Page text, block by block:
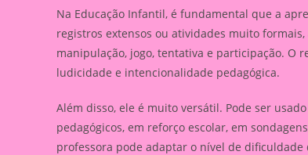
Na Educação Infantil, é fundamental que a
registros extensos ou atividades muito
manipulação, jogo, tentativa e participação. O
ludicidade e intencionalidade pedagógica.
Além disso, ele é muito versátil. Pode ser
pedagógicos, em reforço escolar, em
professora pode adaptar o nível de